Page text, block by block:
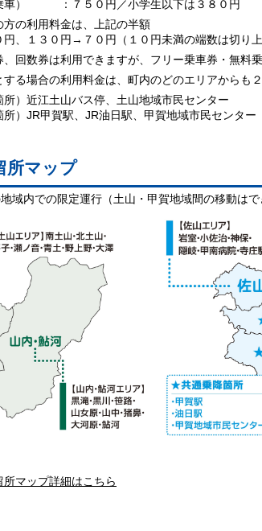
車） ：７５０円／小学生以下は３８０円
の利用料金は、上記の半額
１３０円→７０円（１０円未満の端数は切り上
回数券は利用できますが、フリー乗車券・無料乗
る場合の利用料金は、町内のどのエリアからも
）近江土山バス停、土山地域市民センター
）JR甲賀駅、JR油日駅、甲賀地域市民センター
所マップ
域内での限定運行（土山・甲賀地域間の移動はで
マップ詳細はこちら